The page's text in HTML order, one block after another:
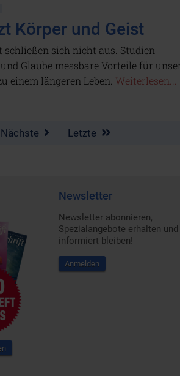
Körper und Geist
sich nicht aus. Studien
Glaube messbare Vorteile für
einem längeren Leben. Weiterlesen...
Nächste Letzte
Newsletter
Newsletter abonnieren,
Spezialangebote erhalten und
informiert bleiben!
Anmelden